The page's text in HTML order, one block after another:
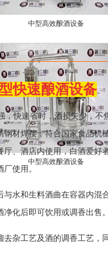
中型高效酿酒设备
中型高效酿酒设备
快速酿酒设备
，快速省时，酒损失少，
材焊接，符合国家食品机
、酒店内使用，白酒爱好
使用。
水和生料酒曲在容器内混
化后即可饮用或调香出售。
杂工艺及酒的调香工艺，